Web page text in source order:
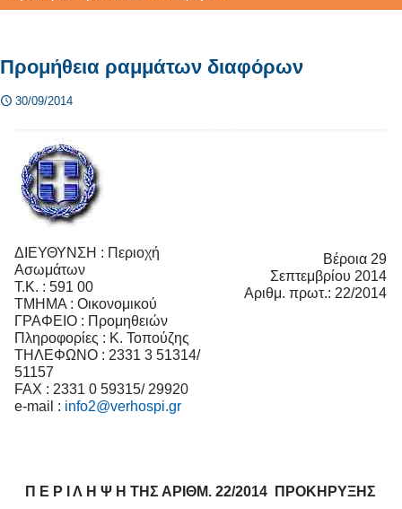
Προμήθεια ραμμάτων διαφόρων
30/09/2014
ΔΙΕΥΘΥΝΣΗ : Περιοχή
Ασωμάτων
Τ.Κ. : 591 00
ΤΜΗΜΑ : Οικονομικού
ΓΡΑΦΕΙΟ : Προμηθειών
Πληροφορίες : Κ. Τοπούζης
ΤΗΛΕΦΩΝΟ : 2331 3 51314/
51157
FAX : 2331 0 59315/ 29920
e-mail : info2@verhospi.gr
Βέροια 29
Σεπτεμβρίου 2014
Αριθμ. πρωτ.: 22/2014
Π Ε Ρ Ι Λ Η Ψ Η ΤΗΣ ΑΡΙΘΜ. 22/2014 ΠΡΟΚΗΡΥΞΗΣ